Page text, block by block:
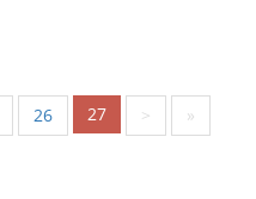
26 27 > »